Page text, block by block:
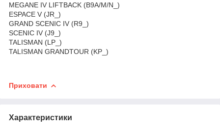
MEGANE IV LIFTBACK (B9A/M/N_)
ESPACE V (JR_)
GRAND SCENIC IV (R9_)
SCENIC IV (J9_)
TALISMAN (LP_)
TALISMAN GRANDTOUR (KP_)
Приховати
Характеристики